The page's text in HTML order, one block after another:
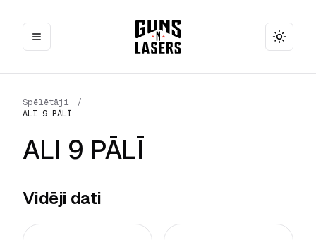
Toggle
Spēlētāji
/
ALI 9 PĀLĪ
ALI 9 PĀLĪ
Vidēji dati